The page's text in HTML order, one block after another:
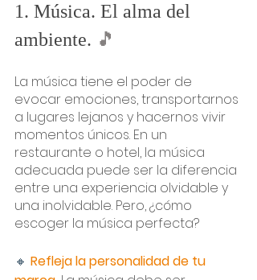
1. Música. El alma del
ambiente. 🎵
La música tiene el poder de
evocar emociones, transportarnos
a lugares lejanos y hacernos vivir
momentos únicos. En un
restaurante o hotel, la música
adecuada puede ser la diferencia
entre una experiencia olvidable y
una inolvidable. Pero, ¿cómo
escoger la música perfecta?
🔸 Refleja la personalidad de tu